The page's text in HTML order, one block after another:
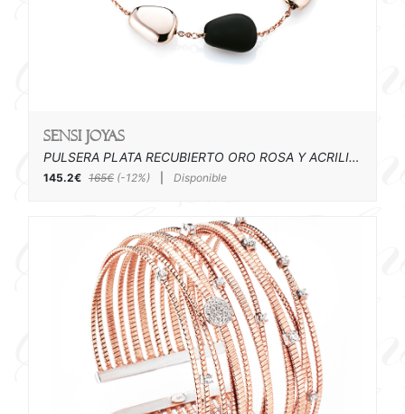
SENSI joyas
PULSERA PLATA RECUBIERTO ORO ROSA Y ACRILICO
145.2€ 165€ (-12%) Disponible